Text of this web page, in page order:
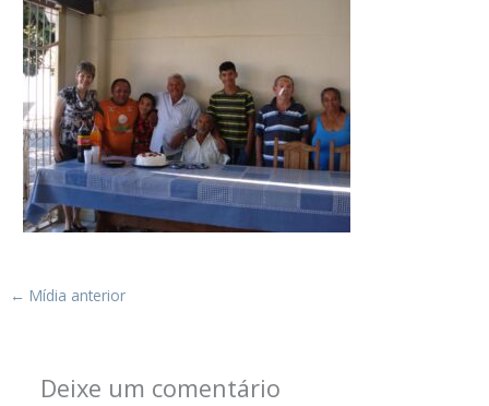
← Mídia anterior
Deixe um comentário